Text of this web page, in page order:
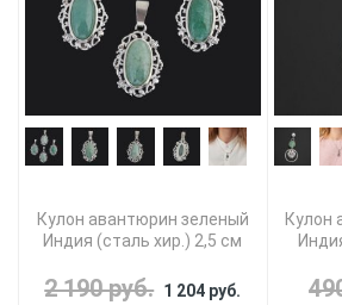
Кулон авантюрин зеленый
Индия (сталь хир.) 2,5 см
2 190 руб. 1 204 руб.
Кулон